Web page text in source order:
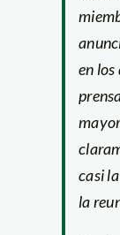
en
casi
la